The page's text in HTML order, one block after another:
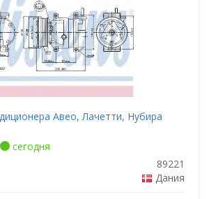
Авео, Лачетти, Нубира
сегодня
89221
Дания